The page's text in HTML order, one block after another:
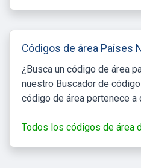
Códigos de área Países
¿Busca un código de área
nuestro Buscador de
código de área pertenece a
Todos los códigos de área